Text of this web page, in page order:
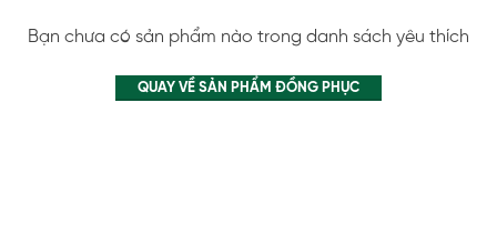
Bạn chưa có sản phẩm nào trong danh sách yêu thích
QUAY VỀ SẢN PHẨM ĐỒNG PHỤC